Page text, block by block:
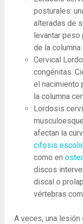
posturales:
alteradas de
levantar peso
de la columna
Cervical
congénitas.
el nacimiento
la columna
Lordosis
afectan la
cifosis
como en
discos
discal o
vértebras
A veces, una